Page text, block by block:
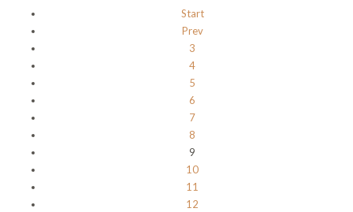
Start
Prev
3
4
5
6
7
8
9
10
11
12